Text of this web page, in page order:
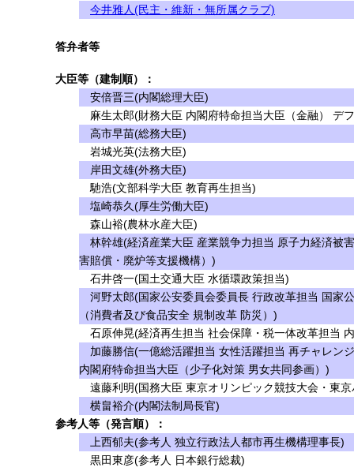
今井雅人(民主・維新・無所属クラブ)
答弁者等
大臣等（建制順）：
安倍晋三(内閣総理大臣)
麻生太郎(財務大臣 内閣府特命担当大臣（金融） デ
高市早苗(総務大臣)
岩城光英(法務大臣)
岸田文雄(外務大臣)
馳浩(文部科学大臣 教育再生担当)
塩崎恭久(厚生労働大臣)
森山裕(農林水産大臣)
林幹雄(経済産業大臣 産業競争力担当 原子力経済被
害賠償・廃炉等支援機構）)
石井啓一(国土交通大臣 水循環政策担当)
河野太郎(国家公安委員会委員長 行政改革担当 国家
（消費者及び食品安全 規制改革 防災）)
石原伸晃(経済再生担当 社会保障・税一体改革担当
加藤勝信(一億総活躍担当 女性活躍担当 再チャレン
内閣府特命担当大臣（少子化対策 男女共同参画）)
遠藤利明(国務大臣 東京オリンピック競技大会・東
横畠裕介(内閣法制局長官)
参考人等（発言順）：
上西郁夫(参考人 独立行政法人都市再生機構理事長)
黒田東彦(参考人 日本銀行総裁)